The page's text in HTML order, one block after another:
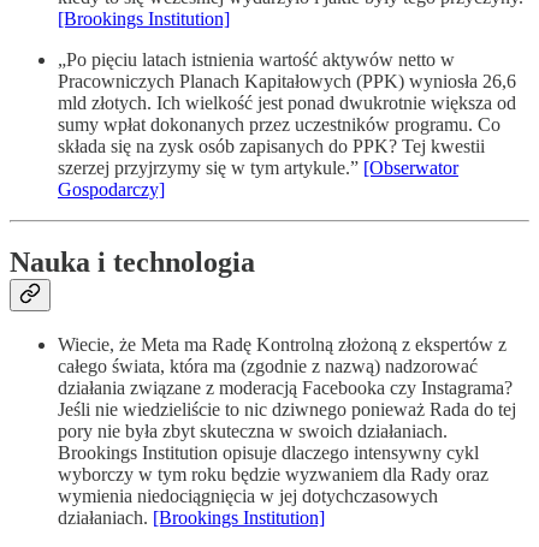
[Brookings Institution]
„Po pięciu latach istnienia wartość aktywów netto w
Pracowniczych Planach Kapitałowych (PPK) wyniosła 26,6
mld złotych. Ich wielkość jest ponad dwukrotnie większa od
sumy wpłat dokonanych przez uczestników programu. Co
składa się na zysk osób zapisanych do PPK? Tej kwestii
szerzej przyjrzymy się w tym artykule.” [Obserwator
Gospodarczy]
Nauka i technologia
Wiecie, że Meta ma Radę Kontrolną złożoną z ekspertów z
całego świata, która ma (zgodnie z nazwą) nadzorować
działania związane z moderacją Facebooka czy Instagrama?
Jeśli nie wiedzieliście to nic dziwnego ponieważ Rada do tej
pory nie była zbyt skuteczna w swoich działaniach.
Brookings Institution opisuje dlaczego intensywny cykl
wyborczy w tym roku będzie wyzwaniem dla Rady oraz
wymienia niedociągnięcia w jej dotychczasowych
działaniach. [Brookings Institution]